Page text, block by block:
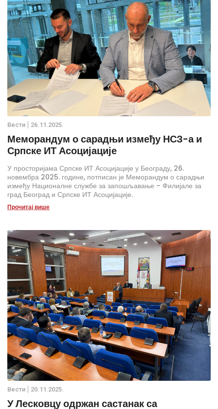
Вести 26.11.2025.
Меморандум о сарадњи између НСЗ-а и
Српске ИТ Асоцијације
У просторијама Српске ИТ Асоцијације у Београду, 26.
новембра 2025. године, потписан је Меморандум о сарадњи
између Националне службе за запошљавање – Филијале за
град Београд и Српске ИТ Асоцијације.
Прочитај више
Вести 20.11.2025.
У Лесковцу одржан састанак са